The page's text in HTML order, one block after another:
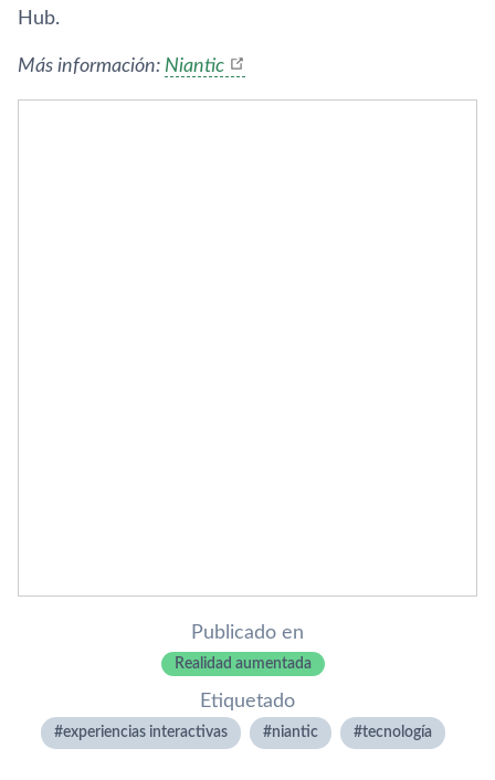
Hub.
Más información: Niantic
Publicado en
Realidad aumentada
Etiquetado
experiencias interactivas niantic tecnologí­a